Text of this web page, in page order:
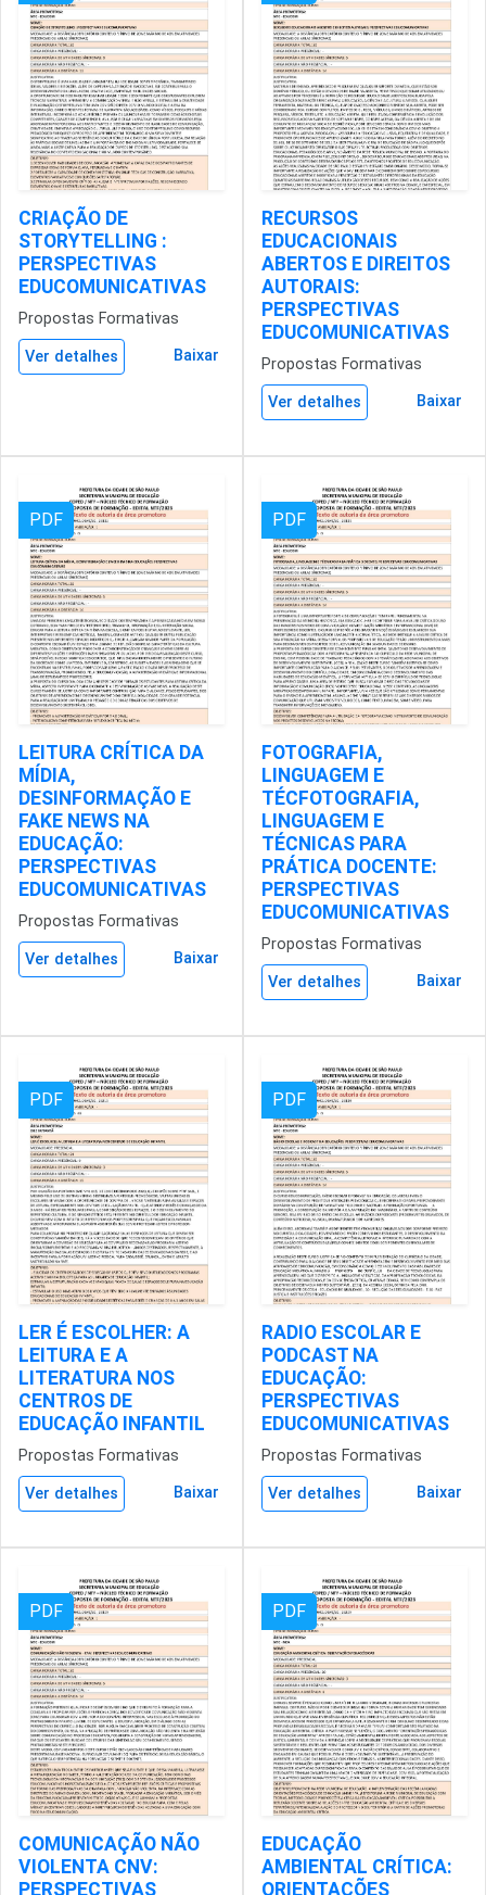
CRIAÇÃO DE
STORYTELLING :
PERSPECTIVAS
EDUCOMUNICATIVAS
Propostas Formativas
Ver detalhes Baixar
RECURSOS
EDUCACIONAIS
ABERTOS E DIREITOS
AUTORAIS:
PERSPECTIVAS
EDUCOMUNICATIVAS
Propostas Formativas
Ver detalhes Baixar
PDF
LEITURA CRÍTICA DA
MÍDIA,
DESINFORMAÇÃO E
FAKE NEWS NA
EDUCAÇÃO:
PERSPECTIVAS
EDUCOMUNICATIVAS
Propostas Formativas
Ver detalhes Baixar
PDF
FOTOGRAFIA,
LINGUAGEM E
TÉCFOTOGRAFIA,
LINGUAGEM E
TÉCNICAS PARA
PRÁTICA DOCENTE:
PERSPECTIVAS
EDUCOMUNICATIVAS
Propostas Formativas
Ver detalhes Baixar
PDF
LER É ESCOLHER: A
LEITURA E A
LITERATURA NOS
CENTROS DE
EDUCAÇÃO INFANTIL
Propostas Formativas
Ver detalhes Baixar
PDF
RADIO ESCOLAR E
PODCAST NA
EDUCAÇÃO:
PERSPECTIVAS
EDUCOMUNICATIVAS
Propostas Formativas
Ver detalhes Baixar
PDF
COMUNICAÇÃO NÃO
VIOLENTA CNV:
PERSPECTIVAS
PDF
EDUCAÇÃO
AMBIENTAL CRÍTICA:
ORIENTAÇÕES